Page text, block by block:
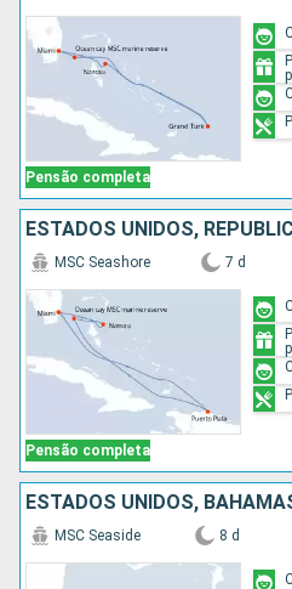
Pensão completa
Pensão completa
MSC Seashore 7 d
ESTADOS UNIDOS,
MSC Seaside 8 d